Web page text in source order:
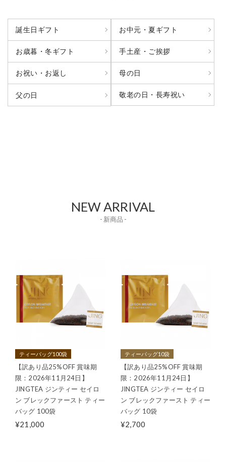
誕生日ギフト お中元・夏ギフト
お歳暮・冬ギフト 手土産・ご挨拶
お祝い・お返し 母の日
父の日 敬老の日・長寿祝い
NEW ARRIVAL
- 新商品 -
ティーバッグ100袋
【訳あり品25%OFF 賞味期
限：2026年11月24日】
JINGTEA ジンティー セイロ
ン ブレックファースト ティー
バッグ 100袋
¥21,000
ティーバッグ10袋
【訳あり品25%OFF 賞味期
限：2026年11月24日】
JINGTEA ジンティー セイロ
ン ブレックファースト ティー
バッグ 10袋
¥2,700